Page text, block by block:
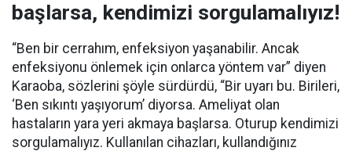
başlarsa, kendimizi sorgulamalıyız!
“Ben bir cerrahım, enfeksiyon yaşanabilir. Ancak
enfeksiyonu önlemek için onlarca yöntem var” diyen
Karaoba, sözlerini şöyle sürdürdü, “Bir uyarı bu. Birileri,
‘Ben sıkıntı yaşıyorum’ diyorsa. Ameliyat olan
hastaların yara yeri akmaya başlarsa. Oturup kendimizi
sorgulamalıyız. Kullanılan cihazları, kullandığınız